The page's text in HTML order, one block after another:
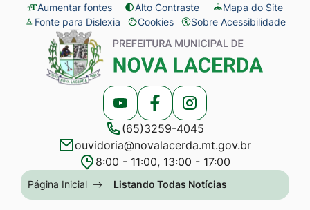
Seção
de
atalhos
acessibilidade
Ir
para
conteúdo
menu
[alt+2]
Aumentar fontes Alto Contraste
Mapa do Site
Fonte para Dislexia
Cookies
Abrir
preferências
de
cookies
Sobre Acessibilidade
Seção
menu
Acessar
a
Rede
Social
Acessar
a
Rede
Social
Acessar
a
Rede
Social
(65)3259-4045
ouvidoria@novalacerda.mt.gov.br
8:00 - 11:00, 13:00 - 17:00
Seção
do
Página Inicial Listando Todas Notícias